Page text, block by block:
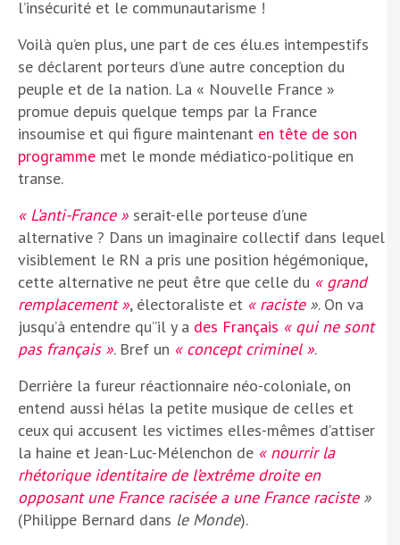
l’insécurité et le communautarisme !
Voilà qu’en plus, une part de ces élu.es intempestifs
se déclarent porteurs d’une autre conception du
peuple et de la nation. La « Nouvelle France »
promue depuis quelque temps par la France
insoumise et qui figure maintenant en tête de son
programme met le monde médiatico-politique en
transe.
« L’anti-France » serait-elle porteuse d’une
alternative ? Dans un imaginaire collectif dans lequel
visiblement le RN a pris une position hégémonique,
cette alternative ne peut être que celle du « grand
remplacement », électoraliste et « raciste ». On va
jusqu’à entendre qu’’il y a des Français « qui ne sont
pas français ». Bref un « concept criminel ».
Derrière la fureur réactionnaire néo-coloniale, on
entend aussi hélas la petite musique de celles et
ceux qui accusent les victimes elles-mêmes d’attiser
la haine et Jean-Luc-Mélenchon de « nourrir la
rhétorique identitaire de l’extrême droite en
opposant une France racisée a une France raciste »
(Philippe Bernard dans le Monde).